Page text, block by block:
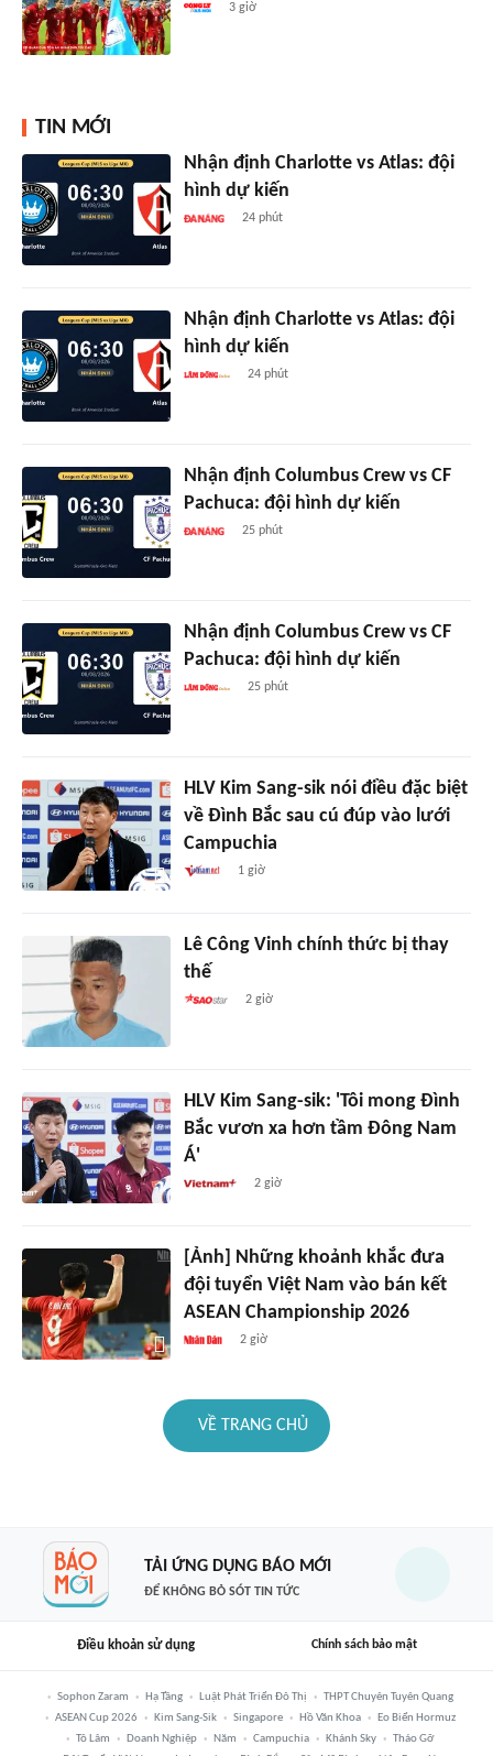
3 giờ
TIN MỚI
Nhận định Charlotte vs Atlas: đội
hình dự kiến
24 phút
Nhận định Charlotte vs Atlas: đội
hình dự kiến
24 phút
Nhận định Columbus Crew vs CF
Pachuca: đội hình dự kiến
25 phút
Nhận định Columbus Crew vs CF
Pachuca: đội hình dự kiến
25 phút
HLV Kim Sang-sik nói điều đặc biệt
về Đình Bắc sau cú đúp vào lưới
Campuchia
1 giờ
Lê Công Vinh chính thức bị thay
thế
2 giờ
HLV Kim Sang-sik: 'Tôi mong Đình
Bắc vươn xa hơn tầm Đông Nam
Á'
2 giờ
[Ảnh] Những khoảnh khắc đưa
đội tuyển Việt Nam vào bán kết
ASEAN Championship 2026
2 giờ
VỀ TRANG CHỦ
TẢI ỨNG DỤNG BÁO MỚI
ĐỂ KHÔNG BỎ SÓT TIN TỨC
Điều khoản sử dụng Chính sách bảo mật
Sophon Zaram Hạ Tầng Luật Phát Triển Đô Thị
THPT Chuyên Tuyên Quang
ASEAN Cup 2026
Kim Sang-Sik Singapore Hồ Văn Khoa
Eo Biển Hormuz
Tô Lâm
Doanh Nghiệp Năm Campuchia Khánh Sky
Tháo Gỡ